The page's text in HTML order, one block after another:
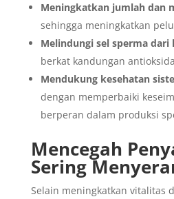
Meningkatkan jumlah dan
sehingga meningkatkan
Melindungi sel sperma
berkat kandungan
Mendukung kesehatan
dengan memperbaiki
berperan dalam produksi
Mencegah
Sering
Selain meningkatkan vitalitas